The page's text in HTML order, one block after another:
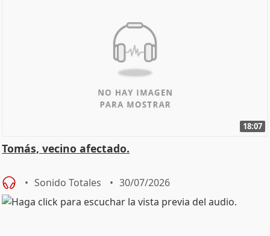
18:07
Tomás, vecino afectado.
Sonido Totales 30/07/2026